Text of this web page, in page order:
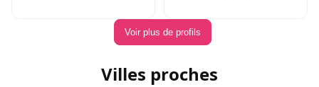
Voir plus de profils
Villes proches